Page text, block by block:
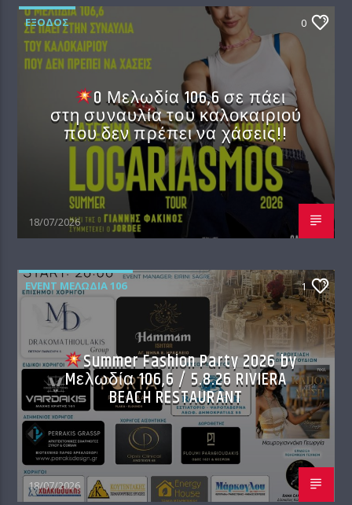
EΞΟΔΟΣ 0
O Μελωδία 106,6 σε πάει
στη συναυλία του καλοκαιριού
που δεν πρέπει να χάσεις!!
18/07/2026
EVENT ΜΕΛΩΔΊΑ 106 1
Summer Fashion Party 2026 by
Mελωδία 106,6 / 5.8.26 RIVIERA
BEACH RESTAURANT
18/07/2026